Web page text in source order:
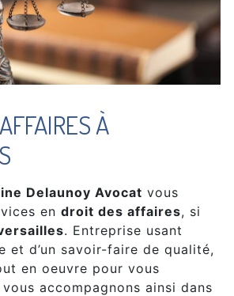
À
Delaunoy Avocat vous
en droit des affaires, si
. Entreprise usant
et d’un savoir-faire de qualité,
en oeuvre pour vous
accompagnons ainsi dans